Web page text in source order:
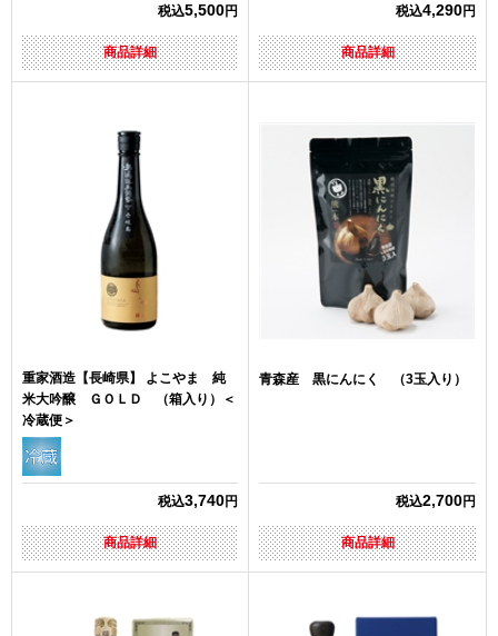
税込5,500円
商品詳細
税込4,290円
商品詳細
重家酒造【長崎県】 よこやま 純
米大吟醸 ＧＯＬＤ （箱入り）＜
冷蔵便＞
税込3,740円
商品詳細
青森産 黒にんにく （3玉入り）
税込2,700円
商品詳細